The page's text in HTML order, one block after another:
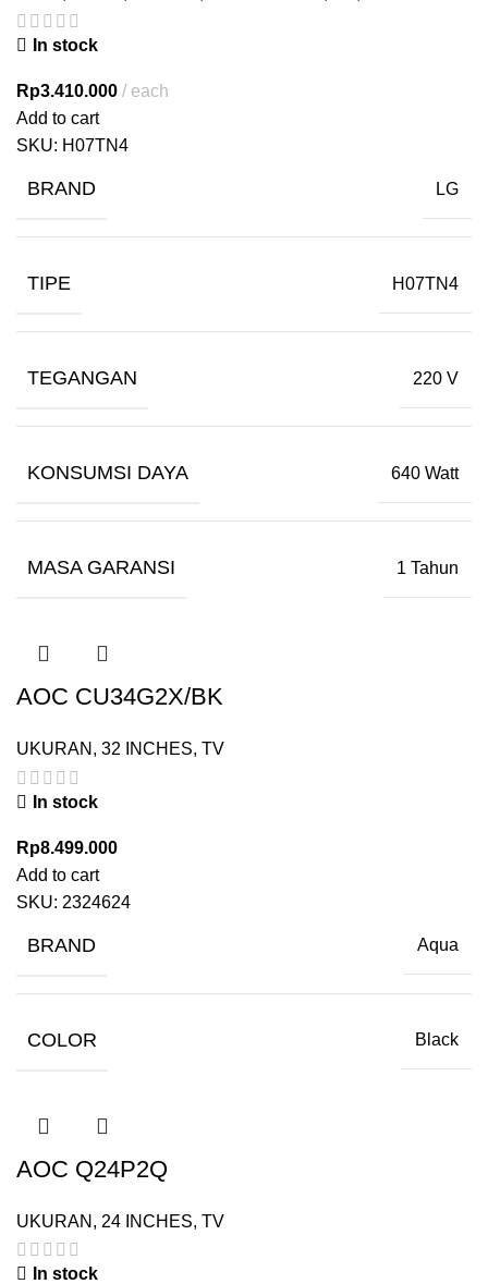
In stock
Rp3.410.000
each
Add to cart
SKU: H07TN4
BRAND LG
TIPE H07TN4
TEGANGAN 220 V
KONSUMSI DAYA 640 Watt
MASA GARANSI 1 Tahun
AOC CU34G2X/BK
UKURAN , 32 INCHES, TV
In stock
Rp8.499.000
Add to cart
SKU: 2324624
BRAND Aqua
COLOR Black
AOC Q24P2Q
UKURAN , 24 INCHES, TV
In stock